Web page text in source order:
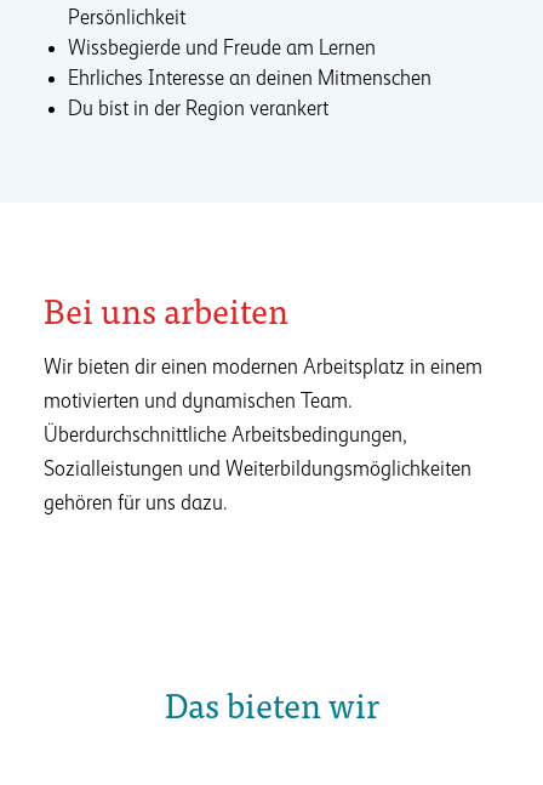
Persönlichkeit
Wissbegierde und Freude am Lernen
Ehrliches Interesse an deinen Mitmenschen
Du bist in der Region verankert
Bei uns arbeiten
Wir bieten dir einen modernen Arbeitsplatz in einem
motivierten und dynamischen Team.
Überdurchschnittliche Arbeitsbedingungen,
Sozialleistungen und Weiterbildungsmöglichkeiten
gehören für uns dazu.
Das bieten wir